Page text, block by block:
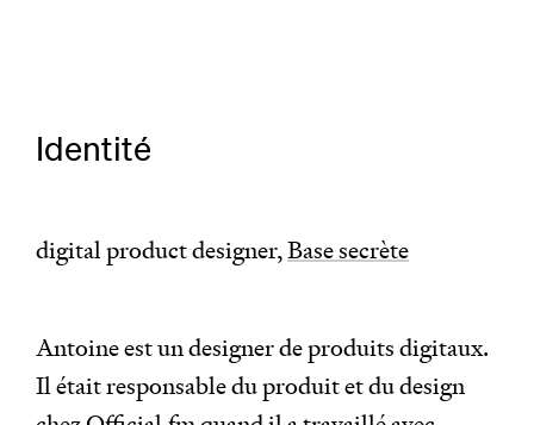
Identité
digital product designer,Base secrète
Antoine est un designer de produits digitaux.
Il était responsable du produit et du design